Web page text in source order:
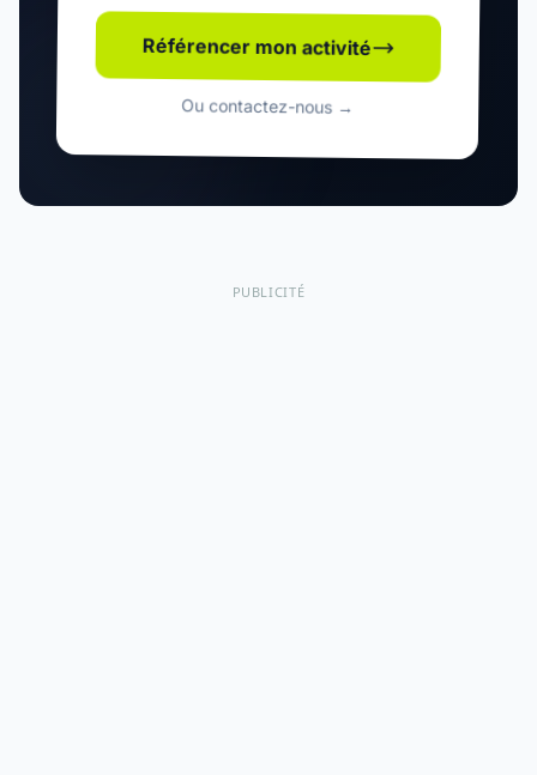
Référencer mon activité
Ou contactez-nous →
PUBLICITÉ